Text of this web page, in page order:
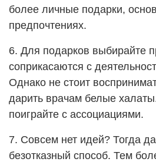
более личные подарки,
предпочтениях.
6. Для подарков выбирайте
соприкасаются с
Однако не стоит
дарить врачам белые
поиграйте с ассоциациями.
7. Совсем нет идей? Тогда
безотказный способ. Тем